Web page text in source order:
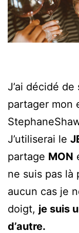
J’ai décidé
partager mon
J’utiliserai le
partage MON
ne suis pas là
aucun cas je
doigt, je suis
d’autre.